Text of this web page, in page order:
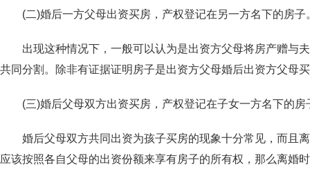
(二)婚后一方父母出资买房，产权登记在另一方名下的房子
出现这种情况下，一般可以认为是出资方父母将房产赠与夫
共同分割。除非有证据证明房子是出资方父母婚后出资方父母
(三)婚后父母双方出资买房，产权登记在子女一方名下的房
婚后父母双方共同出资为孩子买房的现象十分常见，而且离
应该按照各自父母的出资份额来享有房子的所有权，那么离婚